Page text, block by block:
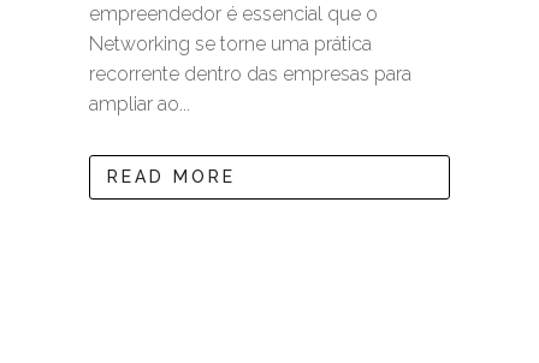
empreendedor é essencial que o
Networking se torne uma prática
recorrente dentro das empresas para
ampliar ao...
READ MORE